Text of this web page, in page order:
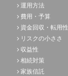
運用方法
費用・予算
資金回収・転用性
リスクの小ささ
収益性
相続対策
家族信託